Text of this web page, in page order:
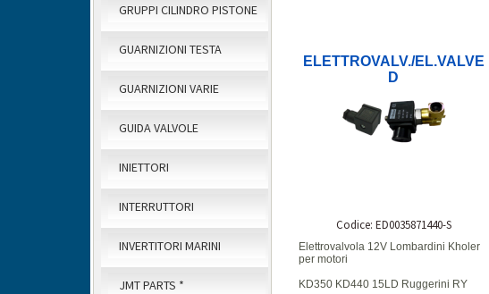
GRUPPI CILINDRO PISTONE
GUARNIZIONI TESTA
GUARNIZIONI VARIE
GUIDA VALVOLE
INIETTORI
INTERRUTTORI
INVERTITORI MARINI
JMT PARTS *
ELETTROVALV./EL.VALVE
D
Codice: ED0035871440-S
Elettrovalvola 12V Lombardini Kholer
per motori
KD350 KD440 15LD Ruggerini RY